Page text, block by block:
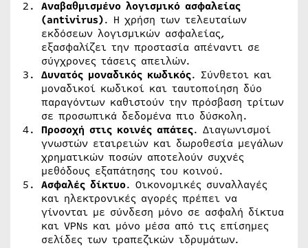
Αναβαθμισμένο λογισμικό ασφαλείας
(antivirus). Η χρήση των τελευταίων
εκδόσεων λογισμικών ασφαλείας,
εξασφαλίζει την προστασία απέναντι σε
σύγχρονες τάσεις απειλών.
Δυνατός μοναδικός κωδικός. Σύνθετοι και
μοναδικοί κωδικοί και ταυτοποίηση δύο
παραγόντων καθιστούν την πρόσβαση τρίτων
σε προσωπικά δεδομένα πιο δύσκολη.
Προσοχή στις κοινές απάτες. Διαγωνισμοί
γνωστών εταιρειών και δωροθεσία μεγάλων
χρηματικών ποσών αποτελούν συχνές
μεθόδους εξαπάτησης του κοινού.
Ασφαλές δίκτυο. Οικονομικές συναλλαγές
και ηλεκτρονικές αγορές πρέπει να
γίνονται με σύνδεση μόνο σε ασφαλή δίκτυα
και VPNs και μόνο μέσα από τις επίσημες
σελίδες των τραπεζικών ιδρυμάτων.